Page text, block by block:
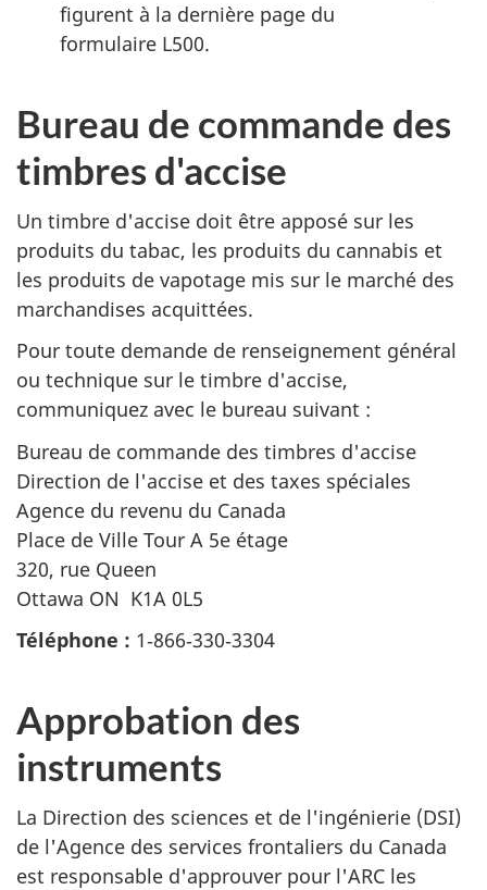
figurent à la dernière page du
formulaire L500.
Bureau de commande des
timbres d'accise
Un timbre d'accise doit être apposé sur les
produits du tabac, les produits du cannabis et
les produits de vapotage mis sur le marché des
marchandises acquittées.
Pour toute demande de renseignement général
ou technique sur le timbre d'accise,
communiquez avec le bureau suivant :
Bureau de commande des timbres d'accise
Direction de l'accise et des taxes spéciales
Agence du revenu du Canada
Place de Ville Tour A 5e étage
320, rue Queen
Ottawa ON K1A 0L5
Téléphone : 1‑866‑330‑3304
Approbation des
instruments
La Direction des sciences et de l'ingénierie (DSI)
de l'Agence des services frontaliers du Canada
est responsable d'approuver pour l'ARC les